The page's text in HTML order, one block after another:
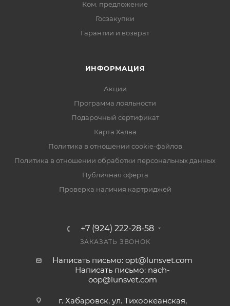
Ком. предложение
Госзакупки
Гарантии и возврат
ИНФОРМАЦИЯ
Акции
Программа лояльности
Подарочный сертификат
Карта Халва
Политика в отношении cookie-файлов
Политика в отношении обработки персональных данных
Публичная оферта
Проверка наличия картриджей
+7 (924) 222-28-58
ЗАКАЗАТЬ ЗВОНОК
Написать письмо: opt@lunsvet.com
Написать письмо: nach-
oop@lunsvet.com
г. Хабаровск, ул. Тихоокеанская,